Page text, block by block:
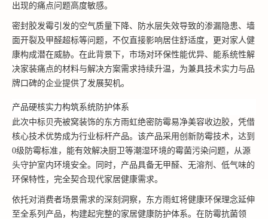
出现的痛点问题高度敏感。
密封胶发霉引发的空气质量下降、防水层失效导致的渗漏隐患、墙
面开裂及甲醛超标等问题，不仅直接影响居住舒适度，更对家人健
康构成潜在威胁。在此背景下，市场对环保性能优异、能系统性解
决家装痛点的材料与解决方案需求持续升温，为兼具技术实力与品
牌口碑的企业提供了发展契机。
产品硬核实力构筑系统防护体系
此次中标贝壳被窝装饰的东方雨虹绝密防霉易净美容收边胶，凭借
核心技术优势成为行业标杆产品。该产品采用创新防霉技术，达到
0级防霉标准，能有效解决厨卫等潮湿环境的霉菌污染问题，从源
头守护室内环境安全。同时，产品具备无甲醛、无溶剂、低气味的
环保特性，完全契合现代家居健康需求。
依托对消费者场景需求的深刻洞察，东方雨虹将健康环保理念延伸
至全系列产品，构建起完整的家居健康防护体系。在防霉抗菌领